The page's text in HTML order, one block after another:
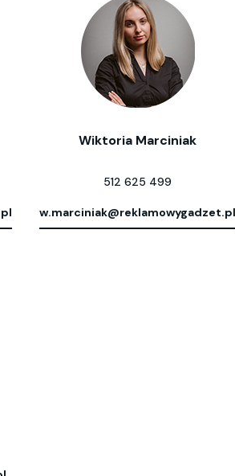
Wiktoria Marciniak
512 625 499
w.marciniak@reklamowygadzet.pl